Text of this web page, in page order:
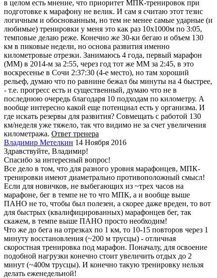
в целом есть мнение, что приоритет МПК-тренировок при
подготовке к марафону не велик. И сам я считаю этот тезис
логичным и обоснованным, но тем не менее самые ударные (и
любимые) тренировки у меня это как раз 10х1000м по 3:05,
темповые делаю реже. Конечно же 30-ки бегаю и объем 130
км в пиковые недели, но основа развития именно
километровые отрезки. Занимаюсь 4 года, первый марафон
(ММ) в 2014-м за 2:55, через год тот же ММ за 2:45, в это
воскресенье в Сочи 2:37:30 (4-е место), но там хороший
рельеф, думаю что по равнине бежал бы минуты на 4 быстрее,
- т.е. прогресс есть и существенный, думаю что не в
последнюю очередь благодаря 10 подходам по километру. А
вообще интересно какой еще потенциал есть у организма. И
где искать резервы для развития? Совмещать с работой 130
км/неделя уже тяжело, так что видимо не за счет увеличения
километража. Ответ тренера
Владимир Метелкин 14 Ноября 2016
Здравствуйте, Владимир!
Спасибо за интересный вопрос!
Все дело в том, что для разного уровня марафонцев, МПК-
тренировки имеют диаметрально противоположный смысл!
Если для новичков, не выбегающих из ~трех часов на
марафоне, бег в темпе не то что МПК, а и вообще выше
ПАНО не то, чтобы был полезен, а скорее даже вреден, то вот
для быстрых (квалифицированных) марафонцев бег, так
скажем, в темпе выше ПАНО просто необходим!
Что же до бега на отрезках по 1 км, то 10-15 повторов через 1
минуту восстановления (~200 м трусцы) - отличная
скоростная тренировка под марафон. Поначалу, для освоение
подобной нагрузки конечно стоит увеличить отдых до 2
минут (~400м трусцы). И конечно такую тренировку нельзя
делать еженедельной!